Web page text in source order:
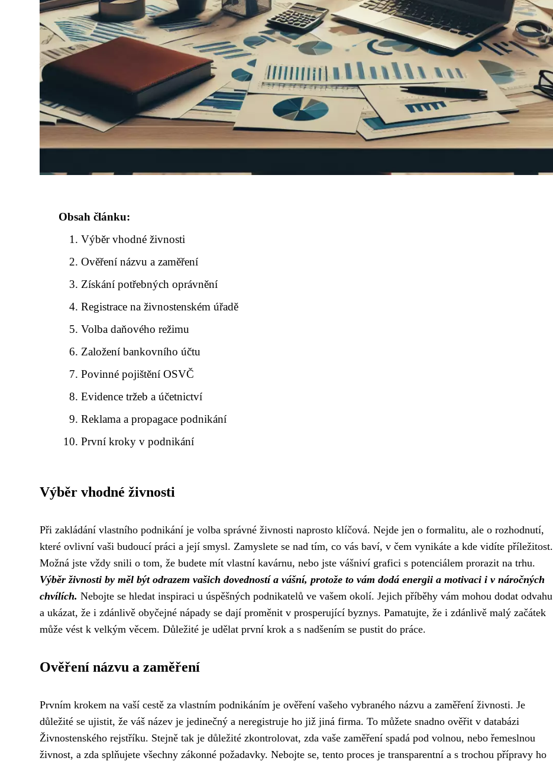
Obsah článku:
Výběr vhodné živnosti
Ověření názvu a zaměření
Získání potřebných oprávnění
Registrace na živnostenském úřadě
Volba daňového režimu
Založení bankovního účtu
Povinné pojištění OSVČ
Evidence tržeb a účetnictví
Reklama a propagace podnikání
První kroky v podnikání
Výběr vhodné živnosti
Při zakládání vlastního podnikání je volba správné živnosti naprosto klíčová. Nejde jen o formalitu, ale o rozhodnutí,
které ovlivní vaši budoucí práci a její smysl. Zamyslete se nad tím, co vás baví, v čem vynikáte a kde vidíte příležitost.
Možná jste vždy snili o tom, že budete mít vlastní kavárnu, nebo jste vášniví grafici s potenciálem prorazit na trhu.
Výběr živnosti by měl být odrazem vašich dovedností a vášní, protože to vám dodá energii a motivaci i v náročných
chvílích. Nebojte se hledat inspiraci u úspěšných podnikatelů ve vašem okolí. Jejich příběhy vám mohou dodat odvahu
a ukázat, že i zdánlivě obyčejné nápady se dají proměnit v prosperující byznys. Pamatujte, že i zdánlivě malý začátek
může vést k velkým věcem. Důležité je udělat první krok a s nadšením se pustit do práce.
Ověření názvu a zaměření
Prvním krokem na vaší cestě za vlastním podnikáním je ověření vašeho vybraného názvu a zaměření živnosti. Je
důležité se ujistit, že váš název je jedinečný a neregistruje ho již jiná firma. To můžete snadno ověřit v databázi
Živnostenského rejstříku. Stejně tak je důležité zkontrolovat, zda vaše zaměření spadá pod volnou, nebo řemeslnou
živnost, a zda splňujete všechny zákonné požadavky. Nebojte se, tento proces je transparentní a s trochou přípravy ho